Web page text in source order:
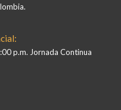
p.m. Jornada Continua